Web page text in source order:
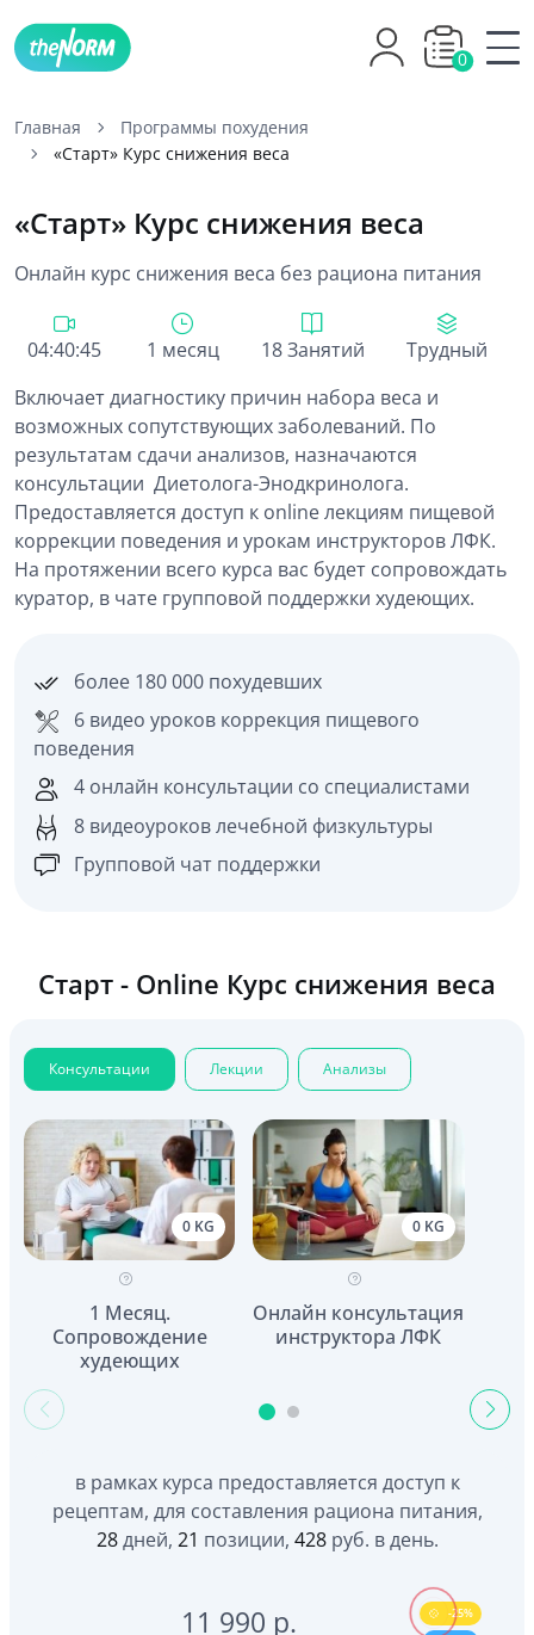
0
Главная
Программы похудения
«Старт» Курс снижения веса
«Старт» Курс снижения веса
Онлайн курс снижения веса без рациона питания
04:40:45 1 месяц 18 Занятий
Трудный
Включает диагностику причин набора веса и
возможных сопутствующих заболеваний. По
результатам сдачи анализов, назначаются
консультации Диетолога-Энодкринолога.
Предоставляется доступ к online лекциям пищевой
коррекции поведения и урокам инструкторов ЛФК.
На протяжении всего курса вас будет сопровождать
куратор, в чате групповой поддержки худеющих.
более 180 000 похудевших
6 видео уроков коррекция пищевого
поведения
4 онлайн консультации со специалистами
8 видеоуроков лечебной физкультуры
Групповой чат поддержки
Старт - Online Курс снижения веса
Консультации Лекции Анализы
0 KG
1 Месяц.
Сопровождение
худеющих
0 KG
Онлайн консультация
инструктора ЛФК
в рамках курса предоставляется доступ к
рецептам, для составления рациона питания,
28дней, 21 позиции, 428руб. в день.
11 990 p.
-25%